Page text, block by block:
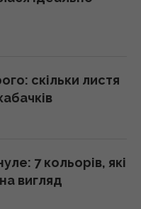
які найлегше
судно з
показали
скільки листя
7 кольорів, які
вигляд